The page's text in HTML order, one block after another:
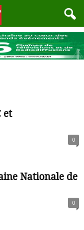
et
0
Nationale de
0